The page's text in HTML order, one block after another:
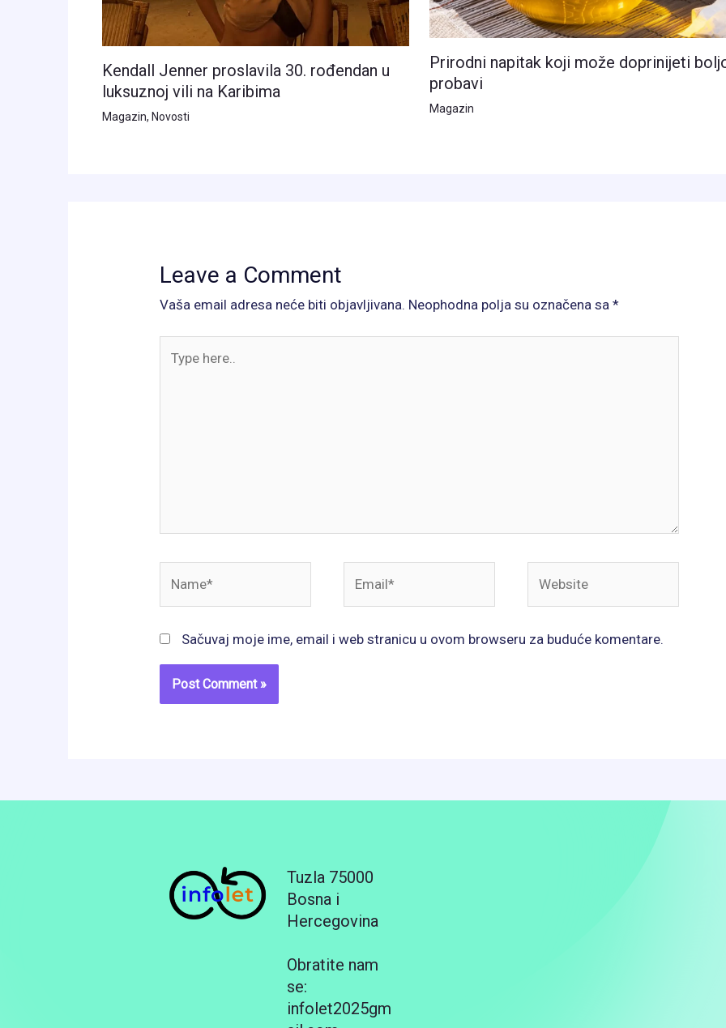
Kendall Jenner proslavila 30. rođendan u
luksuznoj vili na Karibima
Magazin, Novosti
Prirodni napitak koji može doprinijeti
probavi
Magazin
Leave a Comment
Vaša email adresa neće biti objavljivana. Neophodna polja su označena sa *
here..
Sačuvaj moje ime, email i web stranicu u ovom browseru za buduće komentare.
Tuzla 75000
Bosna i
Hercegovina
Obratite nam
se:
infolet2025gm